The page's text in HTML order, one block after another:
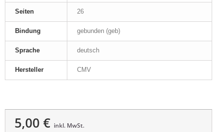
Seiten 26
Bindung gebunden (geb)
Sprache deutsch
Hersteller CMV
5,00 € inkl. MwSt.